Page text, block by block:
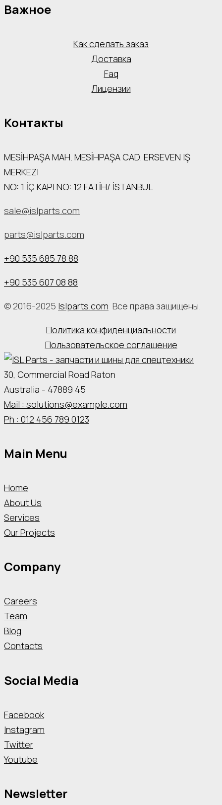
Важное
Как сделать заказ
Доставка
Faq
Лицензии
Контакты
MESİHPAŞA МАН. MESİHPAŞA CAD. ERSEVEN IŞ
MERKEZI
NO: 1 İÇ КАРI NO: 12 FATİH/ İSTANBUL
sale@islparts.com
parts@islparts.com
+90 535 685 78 88
+90 535 607 08 88
© 2016-2025 Islparts.com Все права защищены.
Политика конфиденциальности
Пользовательское соглашение
30, Commercial Road Raton
Australia - 47889 45
Mail : solutions@example.com
Ph : 012 456 789 0123
Main Menu
Home
About Us
Services
Our Projects
Company
Careers
Team
Blog
Contacts
Social Media
Facebook
Instagram
Twitter
Youtube
Newsletter